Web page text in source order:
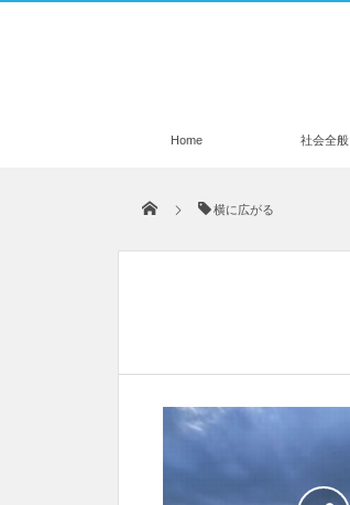
Home 社会全般
横に広がる